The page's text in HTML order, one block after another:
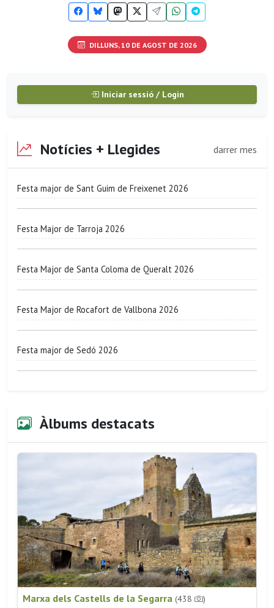
DILLUNS, 10 DE AGOST DE 2026
Iniciar sessió / Login
Notícies + Llegides darrer mes
Festa major de Sant Guim de Freixenet 2026
Festa Major de Tarroja 2026
Festa Major de Santa Coloma de Queralt 2026
Festa Major de Rocafort de Vallbona 2026
Festa major de Sedó 2026
Àlbums destacats
Marxa dels Castells de la Segarra (438 )